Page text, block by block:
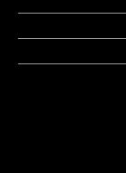
Kawasaki